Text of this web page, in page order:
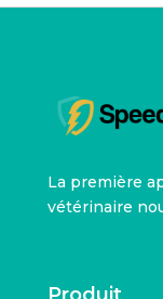
La première
vétérinaire